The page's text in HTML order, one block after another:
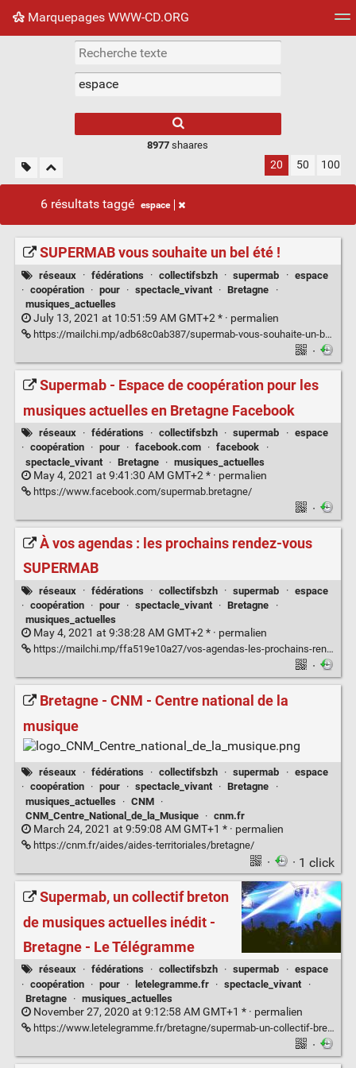
Marquepages WWW-CD.ORG
Nuage de tags Mur d'images
8977 shaares
20 50 100
6 résultats taggé espace
SUPERMAB vous souhaite un bel été !
réseaux · fédérations · collectifsbzh · supermab · espace
· coopération · pour · spectacle_vivant · Bretagne
·
musiques_actuelles
July 13, 2021 at 10:51:59 AM GMT+2 * · permalien
https://mailchi.mp/adb68c0ab387/supermab-vous-souhaite-un-bel-t
·
Supermab - Espace de coopération pour les
musiques actuelles en Bretagne Facebook
réseaux · fédérations · collectifsbzh · supermab · espace
· coopération · pour · facebook.com · facebook
·
spectacle_vivant
· Bretagne · musiques_actuelles
May 4, 2021 at 9:41:30 AM GMT+2 * · permalien
https://www.facebook.com/supermab.bretagne/
·
À vos agendas : les prochains rendez-vous
SUPERMAB
réseaux · fédérations · collectifsbzh · supermab · espace
· coopération · pour · spectacle_vivant · Bretagne
·
musiques_actuelles
May 4, 2021 at 9:38:28 AM GMT+2 * · permalien
https://mailchi.mp/ffa519e10a27/vos-agendas-les-prochains-rendez-vous-supermab?e=23c36cb8ab
·
Bretagne - CNM - Centre national de la
musique
réseaux · fédérations · collectifsbzh · supermab · espace
· coopération · pour · spectacle_vivant · Bretagne
·
musiques_actuelles
· CNM
·
CNM_Centre_National_de_la_Musique
· cnm.fr
March 24, 2021 at 9:59:08 AM GMT+1 * · permalien
https://cnm.fr/aides/aides-territoriales/bretagne/
· · 1 click
Supermab, un collectif breton
de musiques actuelles inédit -
Bretagne - Le Télégramme
réseaux · fédérations · collectifsbzh · supermab · espace
· coopération · pour · letelegramme.fr · spectacle_vivant
·
Bretagne
· musiques_actuelles
November 27, 2020 at 9:12:58 AM GMT+1 * · permalien
https://www.letelegramme.fr/bretagne/supermab-un-collectif-breton-de-musiques-actuelles-inedit-11-11-2020-12655003.php
·